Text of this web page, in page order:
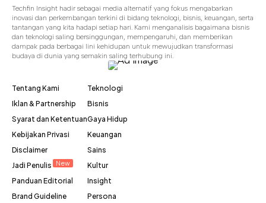
Techfin Insight hadir sebagai media alternatif yang fokus mengabarkan
inovasi dan perkembangan terkini di bidang teknologi, bisnis, keuangan, serta
tantangan yang kita hadapi setiap hari. Kami menganalisis bagaimana bisnis
dan teknologi saling bersinggungan, mempengaruhi, dan memberikan
dampak pada berbagai lini kehidupan untuk mewujudkan transformasi
budaya di dunia yang semakin saling terhubung ini.
Tentang Kami
Iklan & Partnership
Syarat dan Ketentuan
Kebijakan Privasi
Disclaimer
Jadi Penulis
New
Panduan Editorial
Brand Guideline
Teknologi
Bisnis
Gaya Hidup
Keuangan
Sains
Kultur
Insight
Persona